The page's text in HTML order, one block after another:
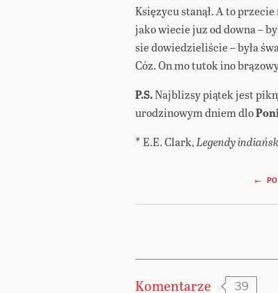
Księzycu stanął. A to
jako wiecie juz od downa –
sie dowiedzieliście – była
Cóz. On mo tutok ino
P.S.Najblizsy piątek jest
urodzinowym dniem dlo
* E.E. Clark,Legendy
wpisu
←
Komentarze 39